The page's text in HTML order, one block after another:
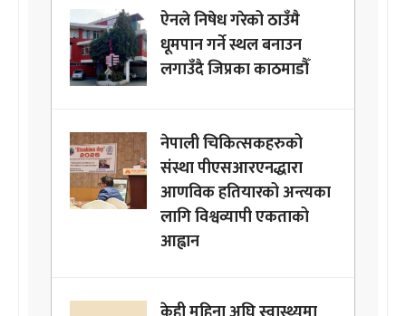
ऐनले निषेध गरेको ठाउँमै
धूमपान गर्ने स्थल बनाउन
लगाउँदै जिप्रका काठमाडौँ
नेपाली चिकित्सकहरुको
संस्था पीएसआरएनद्धारा
आणविक हतियारको अन्त्यका
लागि विश्वव्यापी एकताको
आह्वान